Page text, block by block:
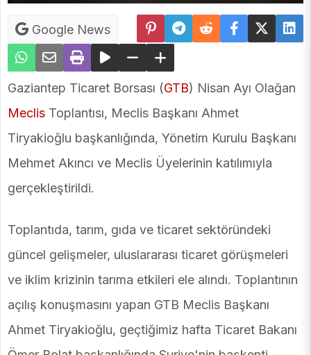
Google News
Gaziantep Ticaret Borsası (GTB) Nisan Ayı Olağan
Meclis Toplantısı, Meclis Başkanı Ahmet
Tiryakioğlu başkanlığında, Yönetim Kurulu Başkanı
Mehmet Akıncı ve Meclis Üyelerinin katılımıyla
gerçekleştirildi.
Toplantıda, tarım, gıda ve ticaret sektöründeki
güncel gelişmeler, uluslararası ticaret görüşmeleri
ve iklim krizinin tarıma etkileri ele alındı. Toplantının
açılış konuşmasını yapan GTB Meclis Başkanı
Ahmet Tiryakioğlu, geçtiğimiz hafta Ticaret Bakanı